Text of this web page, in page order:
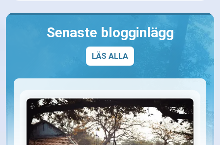
Senaste blogginlägg
LÄS ALLA